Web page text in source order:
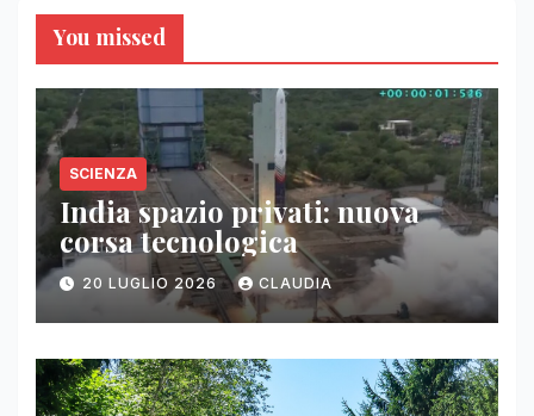
You missed
SCIENZA
India spazio privati: nuova
corsa tecnologica
20 LUGLIO 2026 CLAUDIA